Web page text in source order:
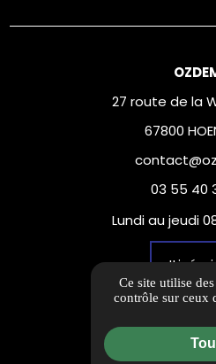
27 route de la
67800
03 55 40
Lundi au jeudi
Mentions
Ce site utilise
contrôle sur ceux